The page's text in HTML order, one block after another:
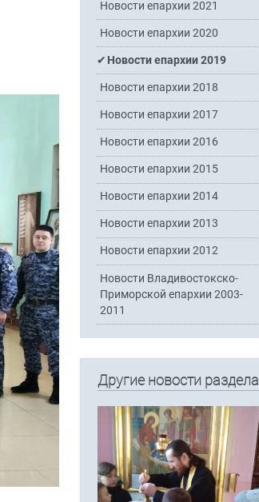
Новости епархии 2021
Новости епархии 2020
Новости епархии 2019
Новости епархии 2018
Новости епархии 2017
Новости епархии 2016
Новости епархии 2015
Новости епархии 2014
Новости епархии 2013
Новости епархии 2012
Новости Владивостокско-
Приморской епархии 2003-
2011
Другие новости раздела